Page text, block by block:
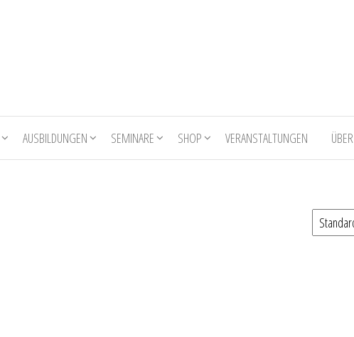
AUSBILDUNGEN SEMINARE SHOP VERANSTALTUNGEN